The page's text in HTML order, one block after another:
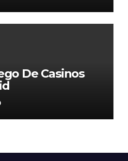
De Casinos